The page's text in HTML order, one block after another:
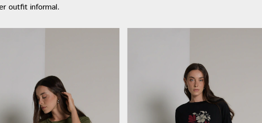
outfit informal.